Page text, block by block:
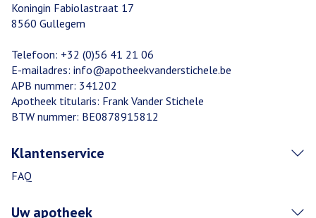
Koningin Fabiolastraat 17
8560 Gullegem
Telefoon: +32 (0)56 41 21 06
E-mailadres: info@apotheekvanderstichele.be
APB nummer: 341202
Apotheek titularis: Frank Vander Stichele
BTW nummer: BE0878915812
Klantenservice
FAQ
Uw apotheek